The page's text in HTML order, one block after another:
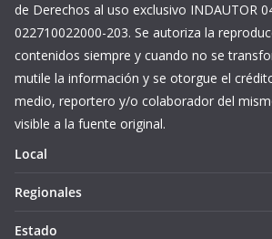
de Derechos al uso exclusivo INDAUTOR
022710022000-203. Se autoriza la
contenidos siempre y cuando no se
mutile la información y se otorgue el
medio, reportero y/o colaborador del
visible a la fuente original.
Local
Regionales
Estado